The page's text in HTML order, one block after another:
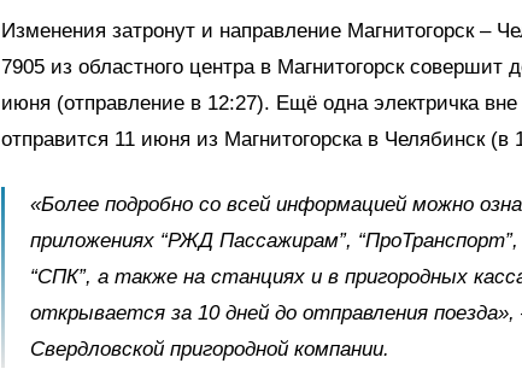
Изменения затронут и направление Магнитогорск –
7905 из областного центра в Магнитогорск совершит
июня (отправление в 12:27). Ещё одна электричка вне
отправится 11 июня из Магнитогорска в Челябинск (в
«Более подробно со всей информацией можно
приложениях “РЖД Пассажирам”,
“СПК”, а также на станциях и в пригородных
открывается за 10 дней до отправления
Свердловской пригородной компании.